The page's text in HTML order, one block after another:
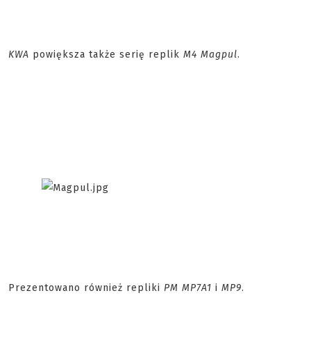
KWA powiększa także serię replik M4 Magpul.
Prezentowano również repliki PM MP7A1 i MP9.